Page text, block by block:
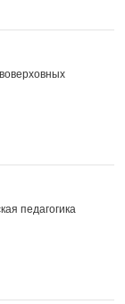
педагогика